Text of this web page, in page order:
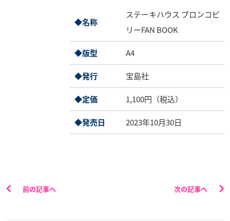
◆名称
ステーキハウス ブロンコビ
リーFAN BOOK
◆版型 A4
◆発行 宝島社
◆定価 1,100円（税込）
◆発売日 2023年10月30日
前の記事へ 次の記事へ